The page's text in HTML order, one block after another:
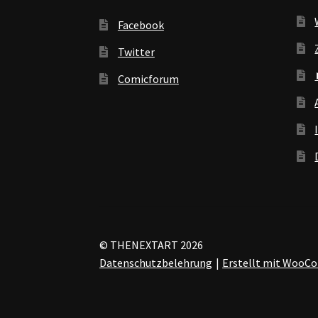
Facebook
Twitter
Comicforum
© THENEXTART 2026
Datenschutzbelehrung
Erstellt mit